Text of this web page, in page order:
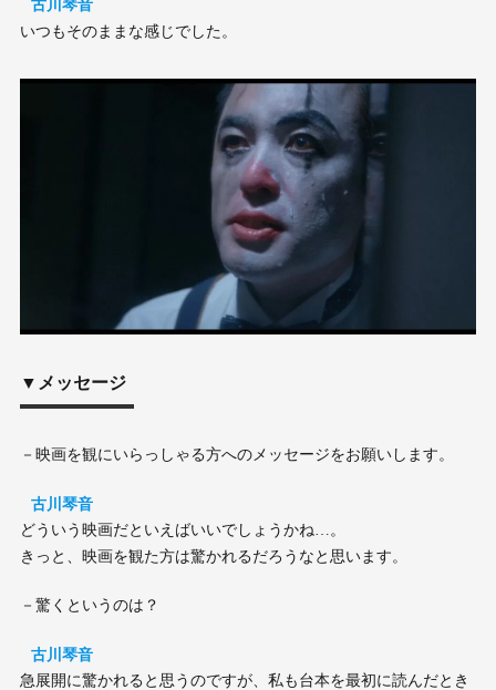
古川琴音
いつもそのままな感じでした。
▼メッセージ
－映画を観にいらっしゃる方へのメッセージをお願いします。
古川琴音
どういう映画だといえばいいでしょうかね…。
きっと、映画を観た方は驚かれるだろうなと思います。
－驚くというのは？
古川琴音
急展開に驚かれると思うのですが、私も台本を最初に読んだとき